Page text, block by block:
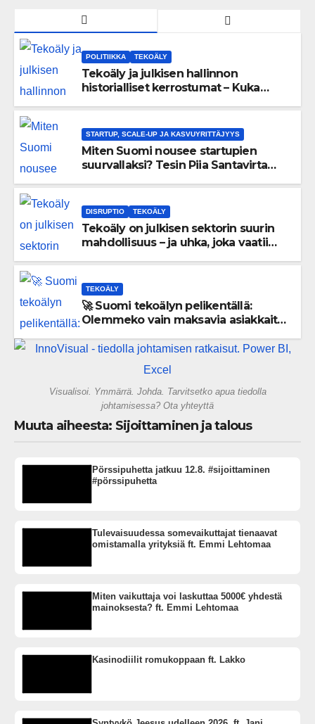
POLITIIKKA TEKOÄLY
Tekoäly ja julkisen hallinnon
historialliset kerrostumat – Kuka
STARTUP, SCALE-UP JA KASVUYRITTÄJYYS
Miten Suomi nousee startupien
suurvallaksi? Tesin Piia Santavirta
DISRUPTIO TEKOÄLY
Tekoäly on julkisen sektorin suurin
mahdollisuus – ja uhka, joka vaatii
TEKOÄLY
🚀 Suomi tekoälyn pelikentällä:
Olemmeko vain maksavia asiakkaita
gigatehtaan?
Visualisoi. Ymmärrä. Johda. Tarvitsetko apua tiedolla
johtamisessa? Ota yhteyttä
Muuta aiheesta: Sijoittaminen ja talous
Pörssipuhetta jatkuu 12.8. #sijoittaminen
#pörssipuhetta
Tulevaisuudessa somevaikuttajat tienaavat
omistamalla yrityksiä ft. Emmi Lehtomaa
Miten vaikuttaja voi laskuttaa 5000€ yhdestä
mainoksesta? ft. Emmi Lehtomaa
Kasinodiilit romukoppaan ft. Lakko